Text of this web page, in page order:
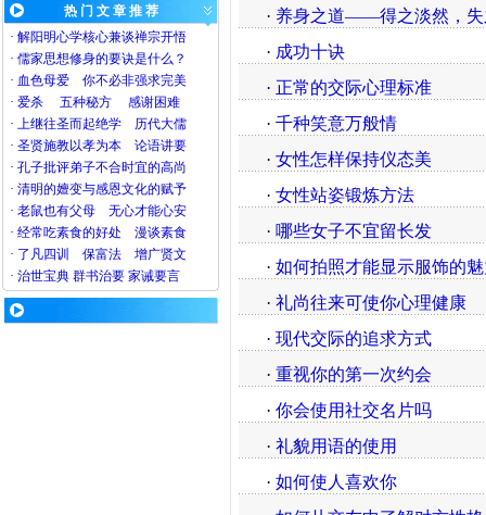
热 门 文 章 推 荐
· 解阳明心学核心兼谈禅宗开悟
· 儒家思想修身的要诀是什么？
· 血色母爱
你不必非强求完美
· 爱杀 五种秘方
感谢困难
· 上继往圣而起绝学
历代大儒
· 圣贤施教以孝为本
论语讲要
· 孔子批评弟子不合时宜的高尚
· 清明的嬗变与感恩文化的赋予
· 老鼠也有父母
无心才能心安
· 经常吃素食的好处
漫谈素食
· 了凡四训 保富法
增广贤文
· 治世宝典 群书治要 家诫要言
· 养身之道——得之淡然，失
· 成功十诀
· 正常的交际心理标准
· 千种笑意万般情
· 女性怎样保持仪态美
· 女性站姿锻炼方法
· 哪些女子不宜留长发
· 如何拍照才能显示服饰的
· 礼尚往来可使你心理健康
· 现代交际的追求方式
· 重视你的第一次约会
· 你会使用社交名片吗
· 礼貌用语的使用
· 如何使人喜欢你